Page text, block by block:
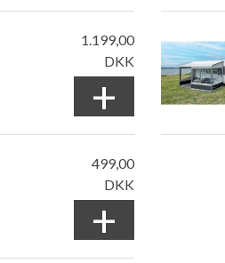
1.199,00
DKK
+
499,00
DKK
+